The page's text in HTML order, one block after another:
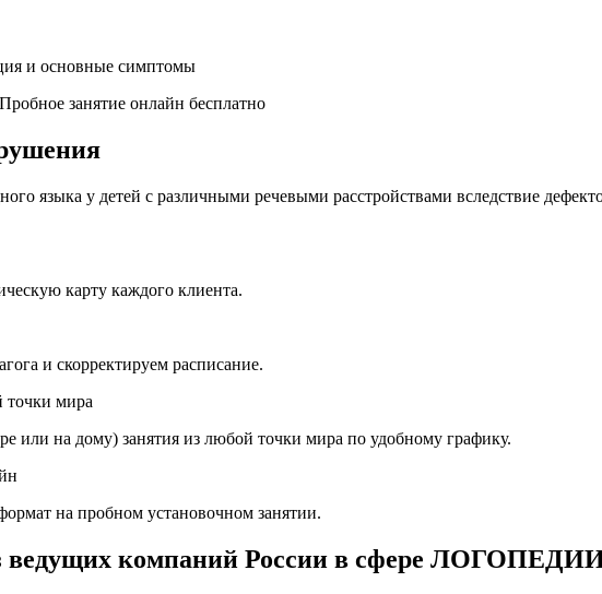
занятие онлайн бесплатно
языка у детей с различными речевыми расстройствами вследствие
карту каждого клиента.
и скорректируем расписание.
или на дому) занятия из любой точки мира по удобному графику.
на пробном установочном занятии.
компаний России в сфере